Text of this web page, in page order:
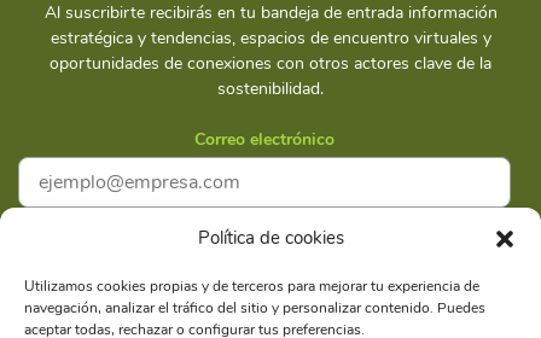
Política de cookies
Utilizamos cookies propias y de terceros para mejorar tu experiencia de
navegación, analizar el tráfico del sitio y personalizar contenido. Puedes
aceptar todas, rechazar o configurar tus preferencias.
Al suscribirte recibirás en tu bandeja de entrada información
estratégica y tendencias, espacios de encuentro virtuales y
oportunidades de conexiones con otros actores clave de la
sostenibilidad.
Correo electrónico
Suscríbete